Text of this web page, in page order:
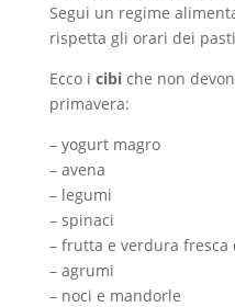
Segui un regime
rispetta gli orari dei
Ecco i cibiche non
primavera:
– yogurt magro
– avena
– legumi
– spinaci
– frutta e verdura fresca
– agrumi
– noci e mandorle